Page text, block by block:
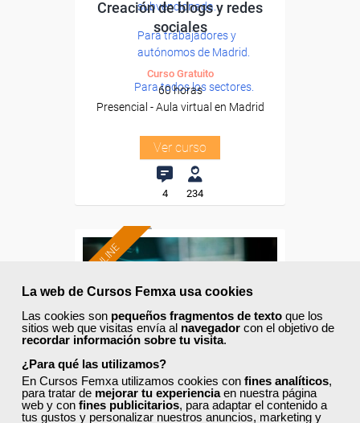
La web de Cursos Femxa usa cookies
Las cookies son pequeños fragmentos de texto que los
sitios web que visitas envía al navegador con el objetivo de
recordar información sobre tu visita.
¿Para qué las utilizamos?
En Cursos Femxa utilizamos cookies con fines analíticos,
para tratar de mejorar tu experienciaen nuestra página
web y con fines publicitarios, para adaptar el contenido a
tus gustos y personalizar nuestros anuncios, marketing y
subvencionada.
Para trabajadores y
autónomos de Madrid.
Para todos los sectores.
Creación de blogs y redes
sociales
Curso Gratuito
60 horas
Presencial - Aula virtual en Madrid
Ver curso
4 234
ONLINE